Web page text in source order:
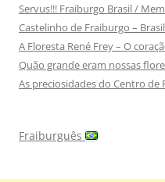
Servus!!! Fraiburgo Brasil /
Castelinho de Fraiburgo – Brasil
A Floresta René Frey – O
Quão grande eram nossas
As preciosidades do Centro de
Fraiburguês